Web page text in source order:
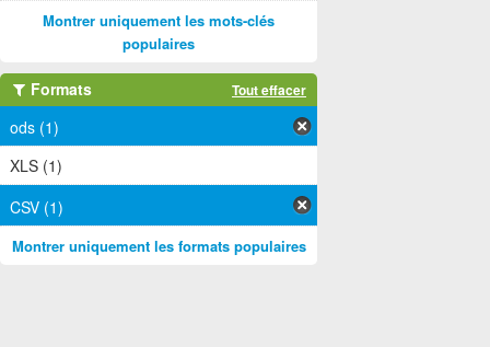
Montrer uniquement les mots-clés
populaires
Formats Tout effacer
ods (1)
XLS (1)
CSV (1)
Montrer uniquement les formats populaires